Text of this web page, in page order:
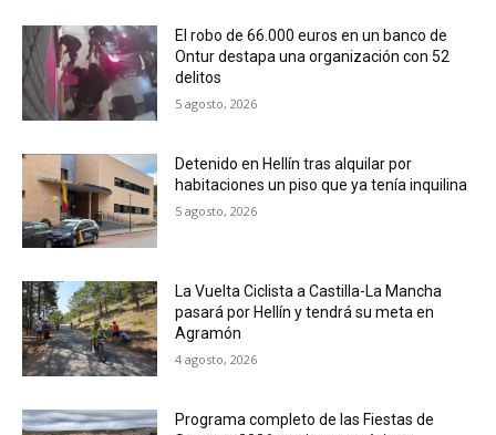
El robo de 66.000 euros en un banco de
Ontur destapa una organización con 52
delitos
5 agosto, 2026
Detenido en Hellín tras alquilar por
habitaciones un piso que ya tenía inquilina
5 agosto, 2026
La Vuelta Ciclista a Castilla-La Mancha
pasará por Hellín y tendrá su meta en
Agramón
4 agosto, 2026
Programa completo de las Fiestas de